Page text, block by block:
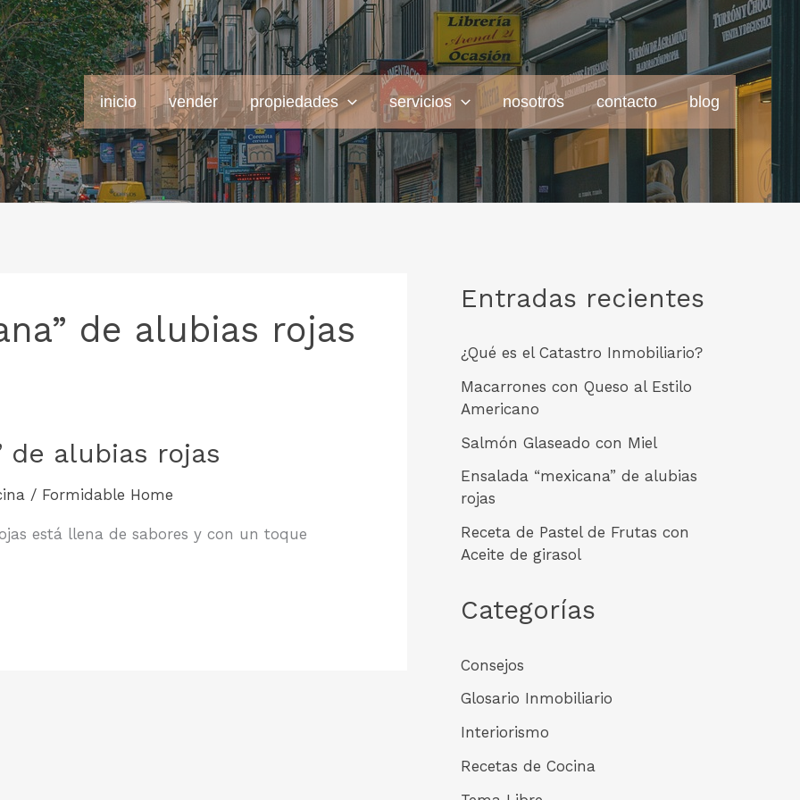
inicio vender propiedades servicios nosotros contacto blog
de alubias rojas
de alubias rojas
/ Formidable Home
está llena de sabores y con un toque
Entradas recientes
¿Qué es el Catastro Inmobiliario?
Macarrones con Queso al Estilo
Americano
Salmón Glaseado con Miel
Ensalada “mexicana” de alubias
rojas
Receta de Pastel de Frutas con
Aceite de girasol
Categorías
Consejos
Glosario Inmobiliario
Interiorismo
Recetas de Cocina